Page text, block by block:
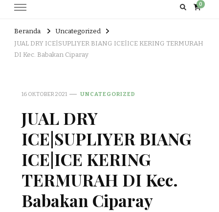
0
Beranda
Uncategorized
JUAL DRY ICE|SUPLIYER BIANG ICE|ICE KERING TERMURAH
DI Kec. Babakan Ciparay
16 OKTOBER 2021 UNCATEGORIZED
JUAL DRY
ICE|SUPLIYER BIANG
ICE|ICE KERING
TERMURAH DI Kec.
Babakan Ciparay